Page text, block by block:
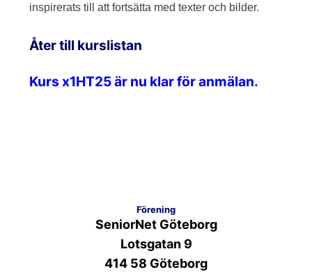
inspirerats till att fortsätta med texter och bilder.
Åter till kurslistan
Kurs x1HT25 är nu klar för anmälan.
Förening
SeniorNet Göteborg
Lotsgatan 9
414 58 Göteborg